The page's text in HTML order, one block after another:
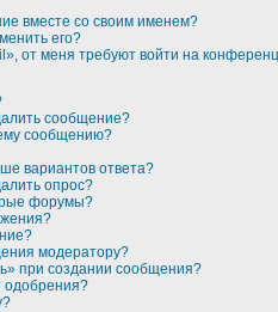
вместе со своим именем?
его?
от меня требуют войти на
сообщение?
сообщению?
вариантов ответа?
опрос?
форумы?
модератору?
при создании сообщения?
одобрения?